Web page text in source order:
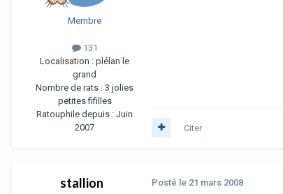
Membre
131
Localisation : plélan le
grand
Nombre de rats : 3 jolies
petites fifilles
Ratouphile depuis : Juin
2007
Citer
stallion Posté le 21 mars 2008